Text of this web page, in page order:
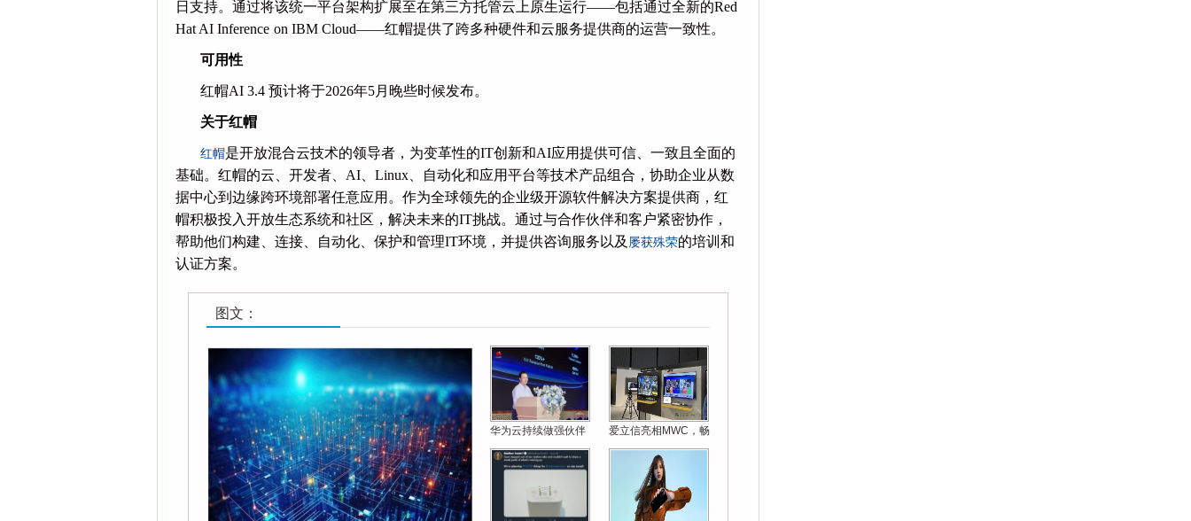
日支持。通过将该统一平台架构扩展至在第三方托管云上原生运行——包括通过全新的Red
Hat AI Inference on IBM Cloud——红帽提供了跨多种硬件和云服务提供商的运营一致性。
可用性
红帽AI 3.4 预计将于2026年5月晚些时候发布。
关于红帽
红帽是开放混合云技术的领导者，为变革性的IT创新和AI应用提供可信、一致且全面的
基础。红帽的云、开发者、AI、Linux、自动化和应用平台等技术产品组合，协助企业从数
据中心到边缘跨环境部署任意应用。作为全球领先的企业级开源软件解决方案提供商，红
帽积极投入开放生态系统和社区，解决未来的IT挑战。通过与合作伙伴和客户紧密协作，
帮助他们构建、连接、自动化、保护和管理IT环境，并提供咨询服务以及 屡获殊荣的培训和
认证方案。
图文：
华为云持续做强伙伴 爱立信亮相MWC，畅